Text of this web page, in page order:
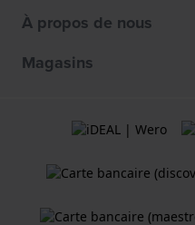
À propos de nous
Magasins